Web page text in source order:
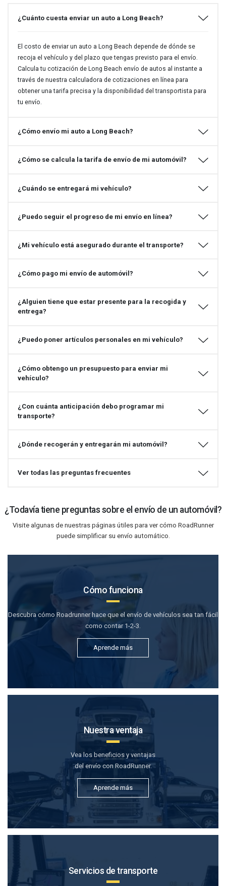
¿Cuánto cuesta enviar un auto a Long Beach?
El costo de enviar un auto a Long Beach depende de dónde se
recoja el vehículo y del plazo que tengas previsto para el envío.
Calcula tu cotización de Long Beach envío de autos al instante a
través de nuestra calculadora de cotizaciones en línea para
obtener una tarifa precisa y la disponibilidad del transportista para
tu envío.
¿Cómo envío mi auto a Long Beach?
¿Cómo se calcula la tarifa de envío de mi automóvil?
¿Cuándo se entregará mi vehículo?
¿Puedo seguir el progreso de mi envío en línea?
¿Mi vehículo está asegurado durante el transporte?
¿Cómo pago mi envío de automóvil?
¿Alguien tiene que estar presente para la recogida y
entrega?
¿Puedo poner artículos personales en mi vehículo?
¿Cómo obtengo un presupuesto para enviar mi
vehículo?
¿Con cuánta anticipación debo programar mi
transporte?
¿Dónde recogerán y entregarán mi automóvil?
Ver todas las preguntas frecuentes
¿Todavía tiene preguntas sobre el envío de un automóvil?
Visite algunas de nuestras páginas útiles para ver cómo RoadRunner
puede simplificar su envío automático.
Cómo funciona
Descubra cómo Roadrunner hace que el envío de vehículos sea tan fácil
como contar 1-2-3.
Aprende más
Nuestra ventaja
Vea los beneficios y ventajas
del envío con RoadRunner.
Aprende más
Servicios de transporte